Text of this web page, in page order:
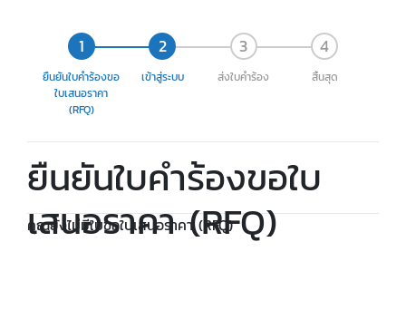
ยืนยันใบคำร้องขอ
ใบเสนอราคา
(RFQ)
เข้าสู่ระบบ ส่งใบคำร้อง สิ้นสุด
ยืนยันใบคำร้องขอใบ
เสนอราคา (RFQ)
คุณยังไม่มีใบขอใบเสนอราคา (RFQ)